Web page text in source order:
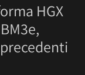
HGX